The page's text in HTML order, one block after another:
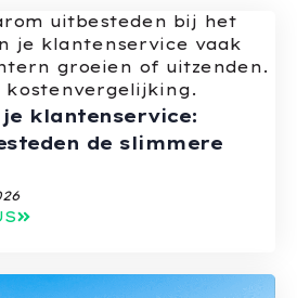
klantenservice:
de slimmere